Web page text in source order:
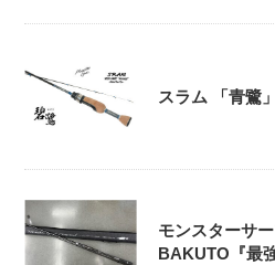
スラム 「青鷺
モンスターサ
BAKUTO『最